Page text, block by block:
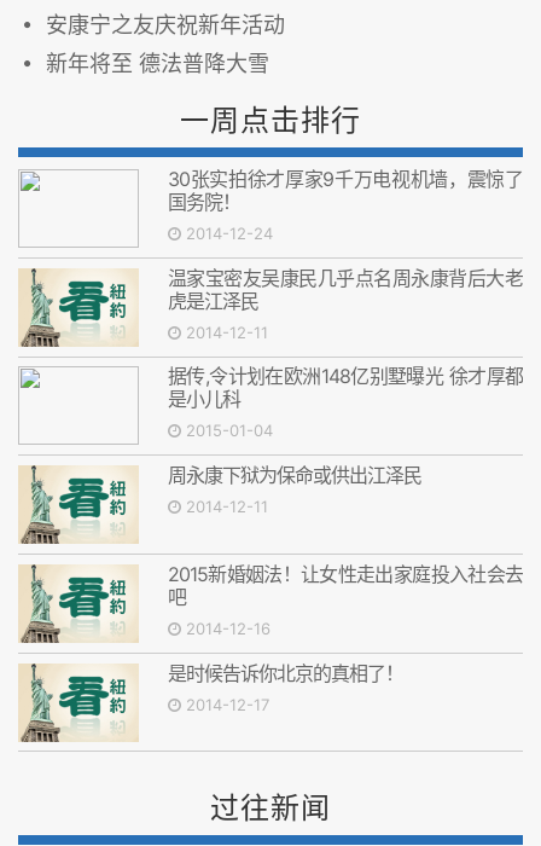
安康宁之友庆祝新年活动
新年将至 德法普降大雪
一周点击排行
30张实拍徐才厚家9千万电视机墙，震惊了
国务院！
2014-12-24
温家宝密友吴康民几乎点名周永康背后大老
虎是江泽民
2014-12-11
据传,令计划在欧洲148亿别墅曝光 徐才厚都
是小儿科
2015-01-04
周永康下狱为保命或供出江泽民
2014-12-11
2015新婚姻法！让女性走出家庭投入社会去
吧
2014-12-16
是时候告诉你北京的真相了！
2014-12-17
过往新闻